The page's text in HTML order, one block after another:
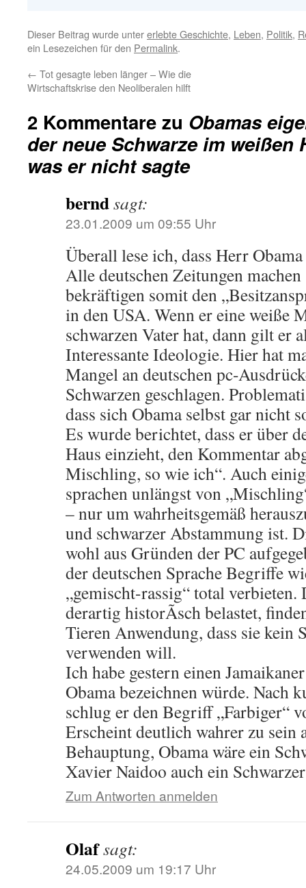
Dieser Beitrag wurde untererlebte Geschichte, Leben, Politik,
ein Lesezeichen für den Permalink.
← Tot gesagte leben länger – Wie die
Wirtschaftskrise den Neoliberalen hilft
2 Kommentare zu Obamas
der neue Schwarze im weißen
was er nicht sagte
berndsagt:
23.01.2009 um 09:55 Uhr
Überall lese ich, dass Herr
Alle deutschen Zeitungen
bekräftigen somit den
in den USA. Wenn er eine weiße
schwarzen Vater hat, dann gilt er
Interessante Ideologie. Hier hat
Mangel an deutschen pc-
Schwarzen geschlagen.
dass sich Obama selbst gar nicht
Es wurde berichtet, dass er über
Haus einzieht, den Kommentar
Mischling, so wie ich“. Auch
sprachen unlängst von
– nur um wahrheitsgemäß
und schwarzer Abstammung ist.
wohl aus Gründen der PC
der deutschen Sprache Begriffe
„gemischt-rassig“ total
derartig historÃ­sch belastet,
Tieren Anwendung, dass sie kein
verwenden will.
Ich habe gestern einen
Obama bezeichnen würde. Nach
schlug er den Begriff „Farbiger“
Erscheint deutlich wahrer zu sein
Behauptung, Obama wäre ein
Xavier Naidoo auch ein
Zum Antworten anmelden
Olafsagt:
24.05.2009 um 19:17 Uhr